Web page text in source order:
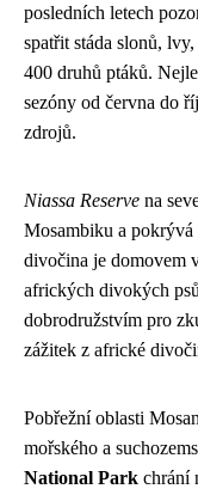
posledních letech
spatřit stáda slonů,
400 druhů ptáků.
sezóny od června do
zdrojů.
Niassa Reserve na
Mosambiku a pokrývá
divočina je domovem
afrických divokých
dobrodružstvím pro
zážitek z africké
Pobřežní oblasti
mořského a
National Park chrání